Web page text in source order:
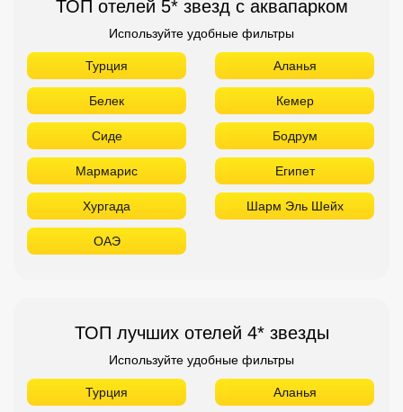
ТОП отелей 5* звезд с аквапарком
Используйте удобные фильтры
Турция Аланья
Белек Кемер
Сиде Бодрум
Мармарис Египет
Хургада Шарм Эль Шейх
ОАЭ
ТОП лучших отелей 4* звезды
Используйте удобные фильтры
Турция Аланья